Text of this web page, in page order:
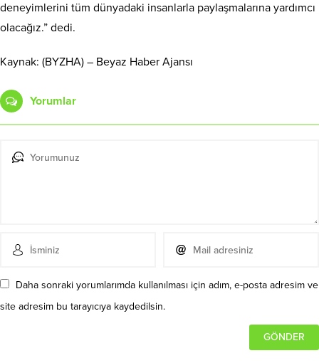
deneyimlerini tüm dünyadaki insanlarla paylaşmalarına yardımcı
olacağız.” dedi.
Kaynak: (BYZHA) – Beyaz Haber Ajansı
Yorumlar
Daha sonraki yorumlarımda kullanılması için adım, e-posta adresim ve
site adresim bu tarayıcıya kaydedilsin.